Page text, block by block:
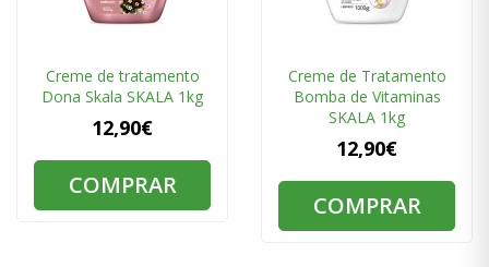
Creme de tratamento
Dona Skala SKALA 1kg
12,90€
COMPRAR
Creme de Tratamento
Bomba de Vitaminas
SKALA 1kg
12,90€
COMPRAR